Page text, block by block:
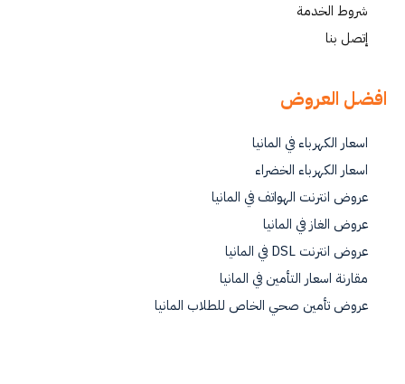
شروط الخدمة
إتصل بنا
افضل العروض
اسعار الكهرباء في المانيا
اسعار الكهرباء الخضراء
عروض انترنت الهواتف في المانيا
عروض الغاز في المانيا
عروض انترنت DSL في المانيا
مقارنة اسعار التأمين في المانيا
عروض تأمين صحي الخاص للطلاب المانيا